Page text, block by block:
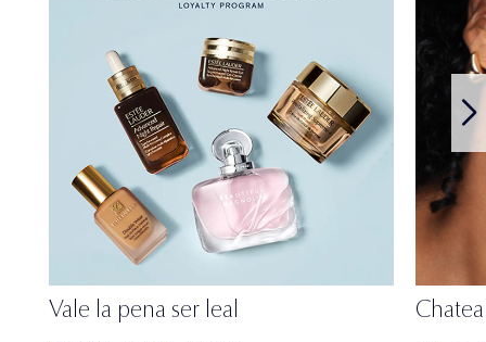
Vale la pena ser leal